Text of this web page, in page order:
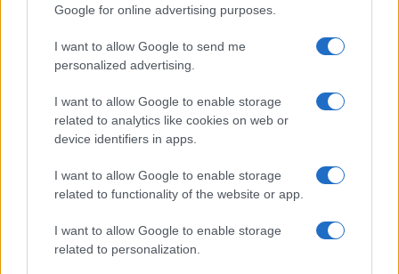
Google for online advertising purposes.
I want to allow Google to send me
personalized advertising.
I want to allow Google to enable storage
related to analytics like cookies on web or
device identifiers in apps.
I want to allow Google to enable storage
related to functionality of the website or app.
I want to allow Google to enable storage
related to personalization.
LEGOLVASOTTABB
Az év eddigi legmelegebb napja volt a
vasárnapi
szúnyoginvázió elkerülésében
Túlfogyasztás napja - július 30-ra